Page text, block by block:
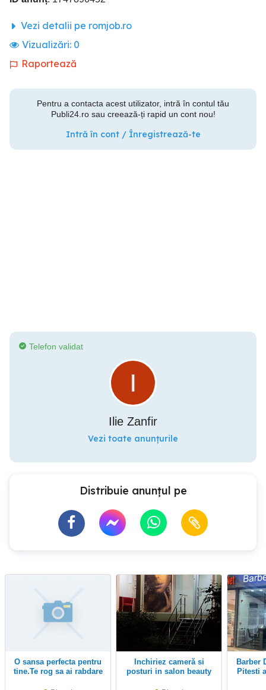
Vezi detalii pe romjob.ro
Vizualizări: 0
Raportează
Pentru a contacta acest utilizator, intră în contul tău
Publi24.ro sau creează-ți rapid un cont nou!
Intră în cont / Înregistrează-te
Telefon validat
Ilie Zanfir
Vezi toate anunțurile
Distribuie anunțul pe
O sansa perfecta pentru
tine.Te rog sa ai rabdare
posturi in salon beauty
Barber Duck Retail Park
Pitesti